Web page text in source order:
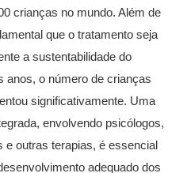
crianças no mundo. Além de
que o tratamento seja
a sustentabilidade do
anos, o número de crianças
significativamente. Uma
envolvendo psicólogos,
e outras terapias, é essencial
adequado dos